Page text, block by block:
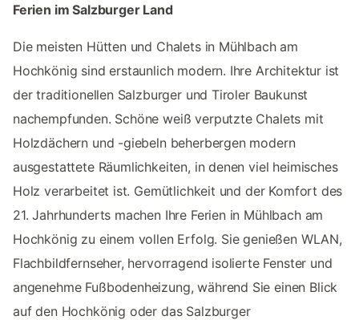
Ferien im Salzburger Land
Die meisten Hütten und Chalets in Mühlbach am
Hochkönig sind erstaunlich modern. Ihre Architektur ist
der traditionellen Salzburger und Tiroler Baukunst
nachempfunden. Schöne weiß verputzte Chalets mit
Holzdächern und -giebeln beherbergen modern
ausgestattete Räumlichkeiten, in denen viel heimisches
Holz verarbeitet ist. Gemütlichkeit und der Komfort des
21. Jahrhunderts machen Ihre Ferien in Mühlbach am
Hochkönig zu einem vollen Erfolg. Sie genießen WLAN,
Flachbildfernseher, hervorragend isolierte Fenster und
angenehme Fußbodenheizung, während Sie einen Blick
auf den Hochkönig oder das Salzburger